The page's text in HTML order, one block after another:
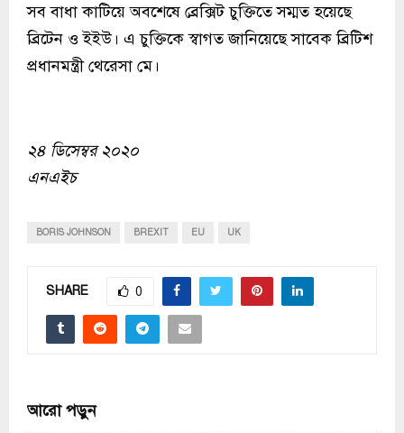
সব বাধা কাটিয়ে অবশেষে ব্রেক্সিট চুক্তিতে সম্মত হয়েছে
ব্রিটেন ও ইইউ। এ চুক্তিকে স্বাগত জানিয়েছে সাবেক ব্রিটিশ
প্রধানমন্ত্রী থেরেসা মে।
২৪ ডিসেম্বর ২০২০
এনএইচ
BORIS JOHNSON BREXIT EU UK
SHARE 0
আরো পড়ুন